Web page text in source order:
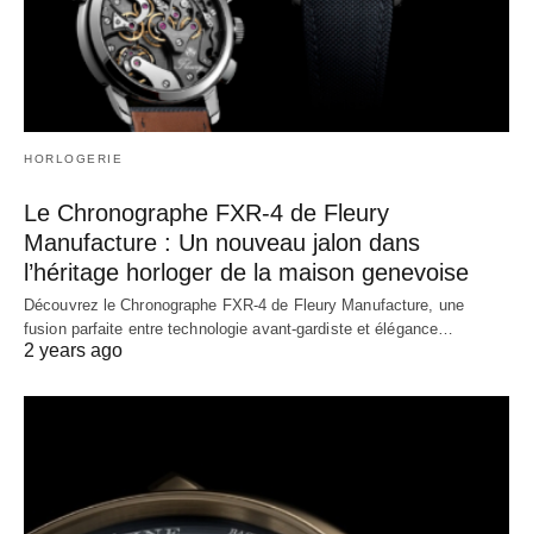
HORLOGERIE
Le Chronographe FXR-4 de Fleury
Manufacture : Un nouveau jalon dans
l’héritage horloger de la maison genevoise
Découvrez le Chronographe FXR-4 de Fleury Manufacture, une
fusion parfaite entre technologie avant-gardiste et élégance…
2 years ago